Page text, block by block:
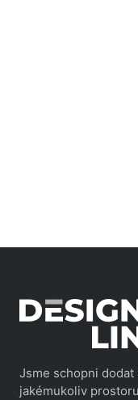
Jsme schopni
jakémukoliv